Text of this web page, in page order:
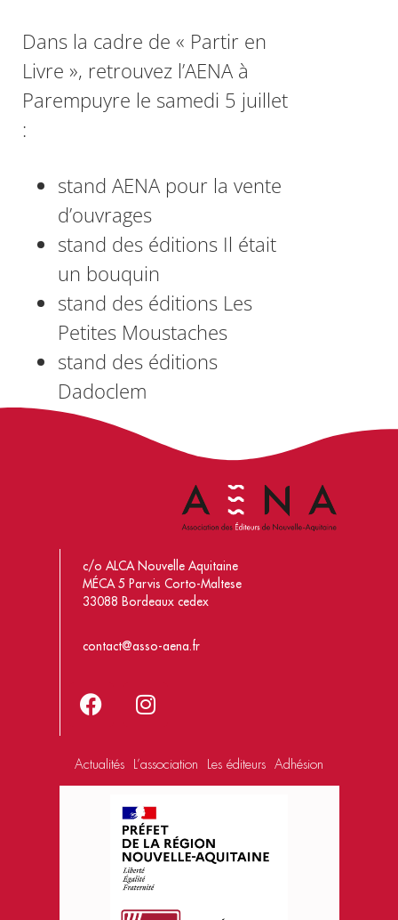
Dans la cadre de « Partir en
Livre », retrouvez l’AENA à
Parempuyre le samedi 5 juillet
:
stand AENA pour la vente
d’ouvrages
stand des éditions Il était
un bouquin
stand des éditions Les
Petites Moustaches
stand des éditions
Dadoclem
c/o ALCA Nouvelle Aquitaine
MÉCA 5 Parvis Corto-Maltese
33088 Bordeaux cedex
contact@asso-aena.fr
Actualités L’association Les éditeurs Adhésion